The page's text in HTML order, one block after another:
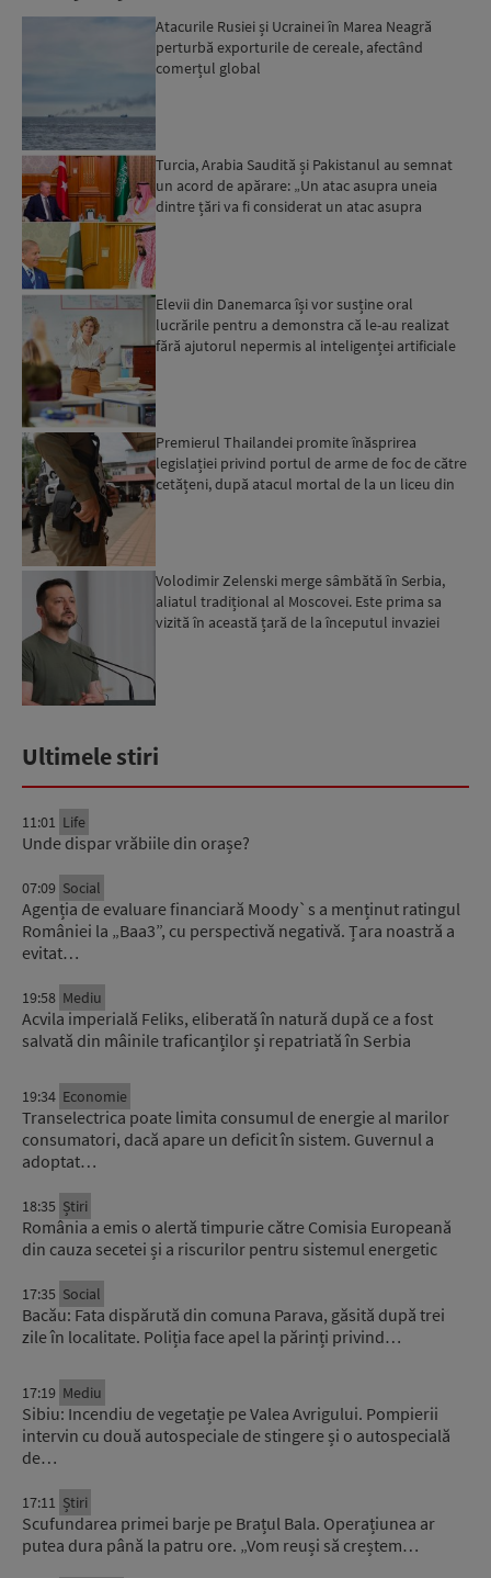
Atacurile Rusiei și Ucrainei în Marea Neagră
perturbă exporturile de cereale, afectând
comerțul global
Turcia, Arabia Saudită și Pakistanul au semnat
un acord de apărare: „Un atac asupra uneia
dintre țări va fi considerat un atac asupra
Elevii din Danemarca își vor susține oral
lucrările pentru a demonstra că le-au realizat
fără ajutorul nepermis al inteligenței artificiale
Premierul Thailandei promite înăsprirea
legislației privind portul de arme de foc de către
cetățeni, după atacul mortal de la un liceu din
Volodimir Zelenski merge sâmbătă în Serbia,
aliatul tradițional al Moscovei. Este prima sa
vizită în această țară de la începutul invaziei
Ultimele stiri
11:01 Life
Unde dispar vrăbiile din orașe?
07:09 Social
Agenția de evaluare financiară Moody`s a menținut ratingul
României la „Baa3”, cu perspectivă negativă. Țara noastră a
evitat…
19:58 Mediu
Acvila imperială Feliks, eliberată în natură după ce a fost
salvată din mâinile traficanților și repatriată în Serbia
19:34 Economie
Transelectrica poate limita consumul de energie al marilor
consumatori, dacă apare un deficit în sistem. Guvernul a
adoptat…
18:35 Știri
România a emis o alertă timpurie către Comisia Europeană
din cauza secetei și a riscurilor pentru sistemul energetic
17:35 Social
Bacău: Fata dispărută din comuna Parava, găsită după trei
zile în localitate. Poliția face apel la părinți privind…
17:19 Mediu
Sibiu: Incendiu de vegetație pe Valea Avrigului. Pompierii
intervin cu două autospeciale de stingere și o autospecială
de…
17:11 Știri
Scufundarea primei barje pe Brațul Bala. Operațiunea ar
putea dura până la patru ore. „Vom reuși să creștem…